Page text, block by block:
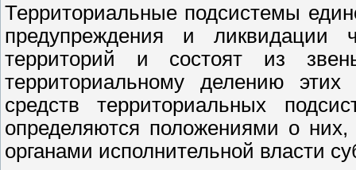
Территориальные подсистемы
предупреждения и ликвидации
территорий и состоят из
территориальному делению
средств территориальных
определяются положениями о
органами исполнительной власти